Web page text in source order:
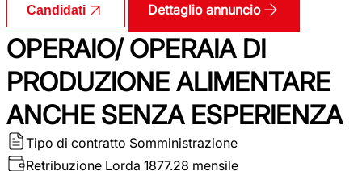
Candidati Dettaglio annuncio
OPERAIO/ OPERAIA DI
PRODUZIONE ALIMENTARE
ANCHE SENZA ESPERIENZA
Tipo di contratto Somministrazione
Retribuzione Lorda 1877.28 mensile